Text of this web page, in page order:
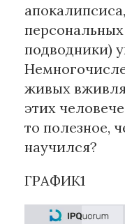
подводники)
живых
этих
то полезное,
научился?
ГРАФИК1